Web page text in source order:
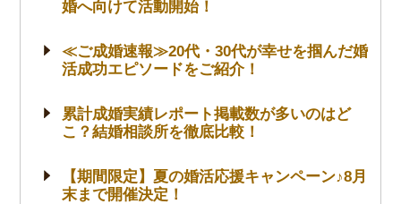
婚へ向けて活動開始！
≪ご成婚速報≫20代・30代が幸せを掴んだ婚
活成功エピソードをご紹介！
累計成婚実績レポート掲載数が多いのはど
こ？結婚相談所を徹底比較！
【期間限定】夏の婚活応援キャンペーン♪8月
末まで開催決定！